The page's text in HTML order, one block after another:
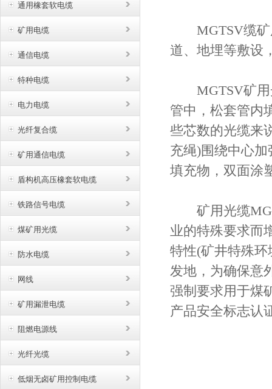
通用橡套软电缆
矿用电缆
通信电缆
特种电缆
电力电缆
光纤复合缆
矿用通信电缆
盾构机高压橡套软电缆
铁路信号电缆
煤矿用光缆
防水电缆
网线
矿用漏泄电缆
阻燃电源线
光纤光缆
低烟无卤矿用控制电缆
MGTSV缆矿
道、地埋等敷设
MGTSV矿用
管中，松套管内
些芯数的光缆来
充绳)围绕中心
填充物，双面涂
矿用光缆
业的特殊要求而
特性(矿井特殊
发地，为确保意
强制要求用于煤
产品安全标志认